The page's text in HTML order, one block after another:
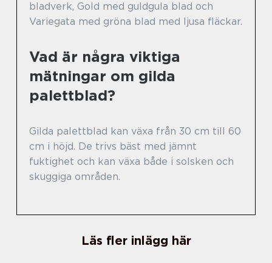
bladverk, Gold med guldgula blad och
Variegata med gröna blad med ljusa fläckar.
Vad är några viktiga
mätningar om gilda
palettblad?
Gilda palettblad kan växa från 30 cm till 60
cm i höjd. De trivs bäst med jämnt
fuktighet och kan växa både i solsken och
skuggiga områden.
Läs fler inlägg här